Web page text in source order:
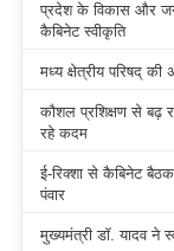
प्रदेश के विकास और
कैबिनेट स्वीकृति
मध्य क्षेत्रीय परिषद्
कौशल प्रशिक्षण से बढ़
रहे कदम
ई-रिक्शा से कैबिनेट
पंवार
मुख्यमंत्री डॉ. यादव ने